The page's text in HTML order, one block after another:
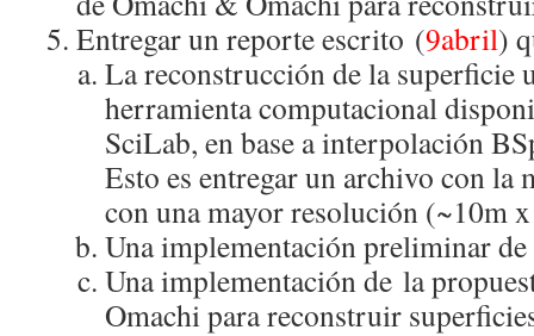
Entregar un reporte escrito (9abril)
La reconstrucción de la superficie
herramienta computacional
SciLab, en base a interpolación
Esto es entregar un archivo con la
con una mayor resolución (~10m
Una implementación preliminar de
Una implementación de la
Omachi para reconstruir